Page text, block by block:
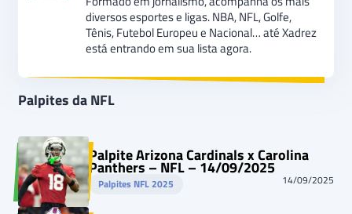
diversos esportes e ligas. NBA, NFL, Golfe,
Tênis, Futebol Europeu e Nacional… até Xadrez
está entrando em sua lista agora.
Palpites da NFL
Palpite Arizona Cardinals x Carolina
Panthers – NFL – 14/09/2025
Palpites NFL 2025 14/09/2025